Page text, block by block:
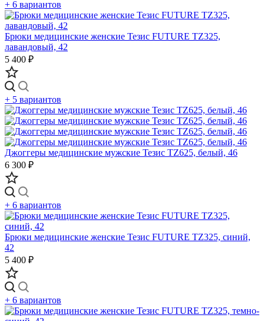
+ 6 вариантов
Брюки медицинские женские Тезис FUTURE TZ325,
лавандовый, 42
5 400 ₽
+ 5 вариантов
Джоггеры медицинские мужские Тезис TZ625, белый, 46
6 300 ₽
+ 6 вариантов
Брюки медицинские женские Тезис FUTURE TZ325, синий,
42
5 400 ₽
+ 6 вариантов